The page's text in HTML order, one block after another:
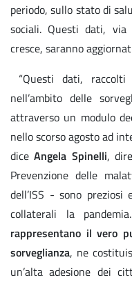
periodo, sullo stato di
sociali. Questi dati,
cresce, saranno
“Questi dati,
nell’ambito delle
attraverso un modulo
nello scorso agosto ad
diceAngela Spinelli,
Prevenzione delle
dell’ISS - sono
collaterali la pandemia.
rappresentano il vero
sorveglianza, ne
un’alta adesione dei